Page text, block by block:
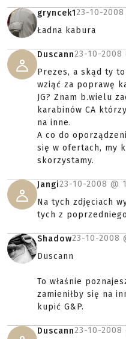
gryncek123-10-2008
Ładna kabura
Duscann23-10-2008
Prezes, a skąd ty
wziąć za poprawę
JG? Znam b.wielu
karabinów CA
na inne.
A co do
się w ofertach, my
skorzystamy.
Jangi23-10-2008 @
Na tych zdjęciach
tych z
Shadow23-10-2008
Duscann
To właśnie
zamieniłby się na
kupić G&P.
Duscann23-10-2008